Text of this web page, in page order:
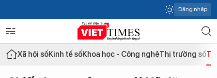
Đăng nhập
Xã hội sốKinh tế sốKhoa học - Công nghệThị trường số